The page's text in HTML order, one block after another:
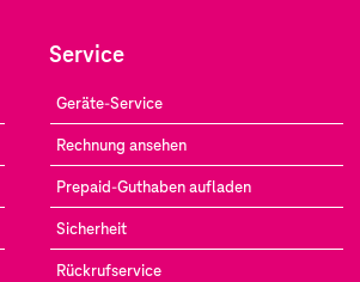
Service
Geräte-Service
Rechnung ansehen
Prepaid-Guthaben aufladen
Sicherheit
Rückrufservice